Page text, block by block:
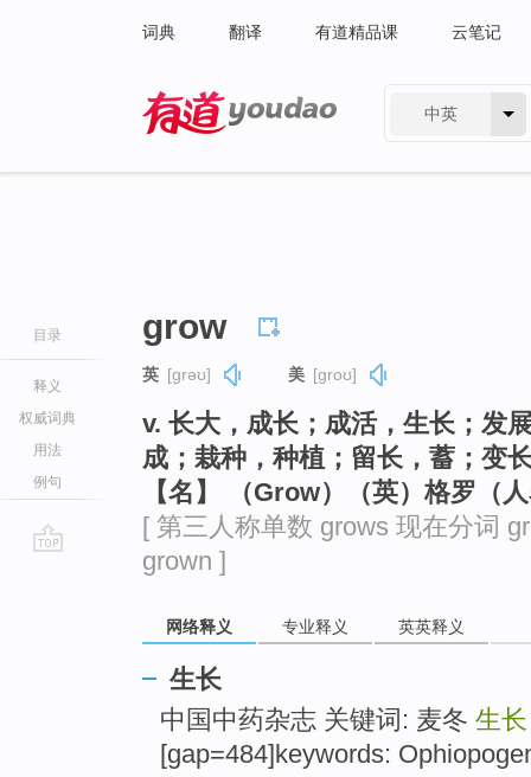
词典 翻译 有道精品课 云笔记
中英
目录
释义
权威词典
用法
例句
grow
英 [ɡrəʊ] 美 [ɡroʊ]
v. 长大，成长；成活，生长；发
成；栽种，种植；留长，蓄；变
【名】 （Grow）（英）格罗（
[ 第三人称单数 grows 现在分词
grown ]
网络释义 专业释义 英英释义
生长
中国中药杂志 关键词: 麦冬 生长
[gap=484]keywords: